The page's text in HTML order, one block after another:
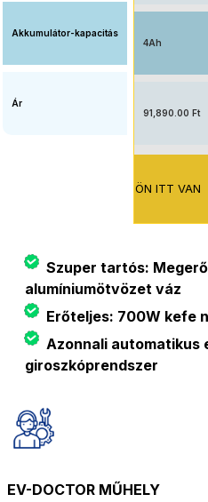
Akkumulátor-kapacitás
Ár
4Ah
91,890.00 Ft
ÖN ITT VAN
Szuper tartós:
alumíniumötvözet váz
Erőteljes: 700W kefe
Azonnali automatikus
giroszkóprendszer
EV-DOCTOR MŰHELY